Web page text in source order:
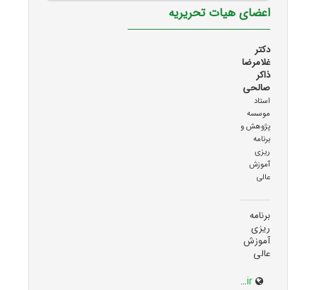
اعضای هیات تحریریه
دکتر
غلامرضا
ذاکر
صالحی
استاد
موسسه
پژوهش و
برنامه
ریزی
آموزش
عالی
برنامه
ریزی
آموزش
عالی
g-zakersalehi.ir